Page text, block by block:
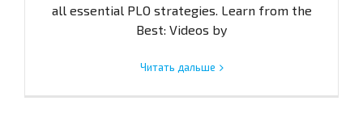
all essential PLO strategies. Learn from the
Best: Videos by
Читать дальше